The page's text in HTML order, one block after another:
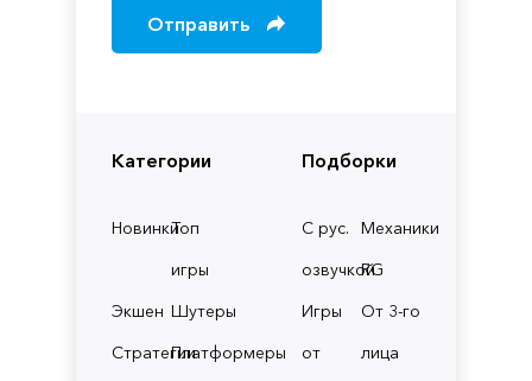
Категории
НовинкиТоп
игры
Экшен Шутеры
СтратегииПлатформеры
Подборки
С рус.
озвучкой
Механики
RG
Игры
от
От 3-го
лица
Отправить